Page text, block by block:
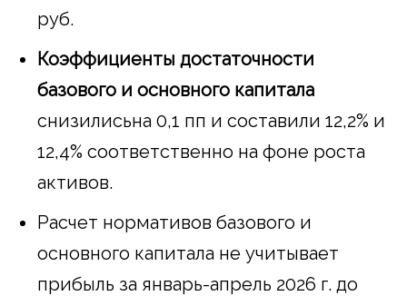
руб.
Коэффициенты достаточности
базового и основного капитала
снизилисьна 0,1 пп и составили 12,2% и
12,4% соответственно на фоне роста
активов.
Расчет нормативов базового и
основного капитала не учитывает
прибыль за январь-апрель 2026 г. до